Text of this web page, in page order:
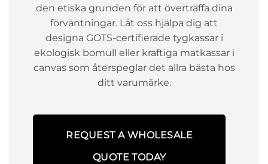
den etiska grunden för att överträffa dina
förväntningar. Låt oss hjälpa dig att
designa GOTS-certifierade tygkassar i
ekologisk bomull eller kraftiga matkassar i
canvas som återspeglar det allra bästa hos
ditt varumärke.
REQUEST A WHOLESALE
QUOTE TODAY